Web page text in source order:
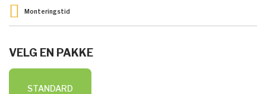
Monteringstid
VELG EN PAKKE
STANDARD